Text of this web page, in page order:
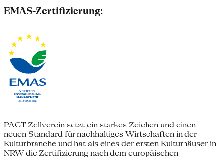
EMAS-Zertifizierung:
PACT Zollverein setzt ein starkes Zeichen und einen
neuen Standard für nachhaltiges Wirtschaften in der
Kulturbranche und hat als eines der ersten Kulturhäuser in
NRW die Zertifizierung nach dem europäischen